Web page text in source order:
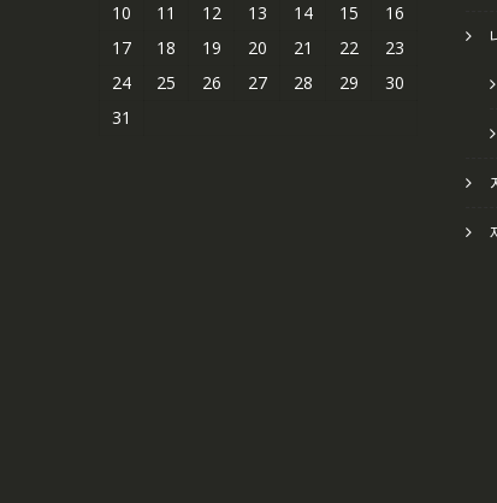
10
11 12 13 14 15
16
17
18 19 20 21 22
23
24
25 26 27 28 29
30
31